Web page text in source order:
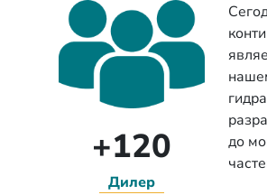
+120
Дилер
до